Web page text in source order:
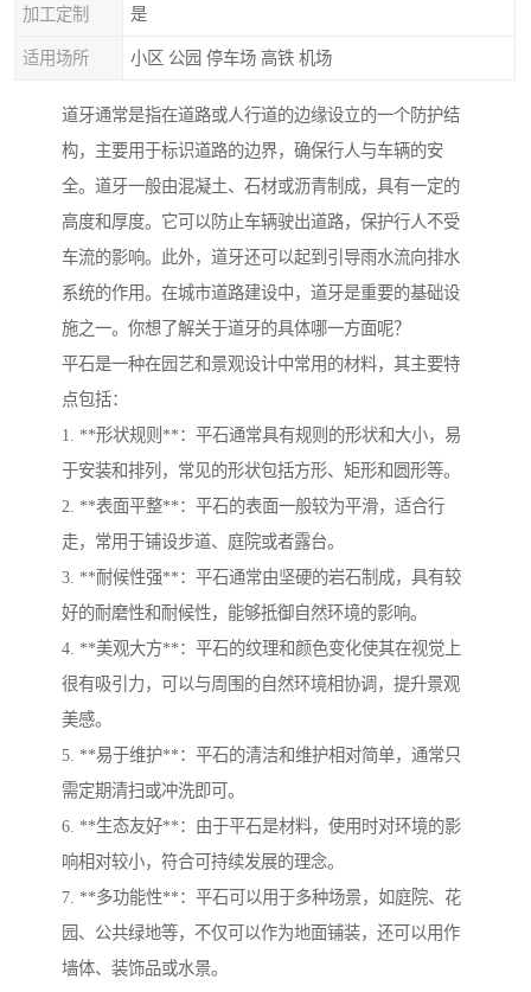
加工定制 是
适用场所 小区 公园 停车场 高铁 机场
道牙通常是指在道路或人行道的边缘设立的一个防护结
构，主要用于标识道路的边界，确保行人与车辆的安
全。道牙一般由混凝土、石材或沥青制成，具有一定的
高度和厚度。它可以防止车辆驶出道路，保护行人不受
车流的影响。此外，道牙还可以起到引导雨水流向排水
系统的作用。在城市道路建设中，道牙是重要的基础设
施之一。你想了解关于道牙的具体哪一方面呢？
平石是一种在园艺和景观设计中常用的材料，其主要特
点包括：
1. **形状规则**：平石通常具有规则的形状和大小，易
于安装和排列，常见的形状包括方形、矩形和圆形等。
2. **表面平整**：平石的表面一般较为平滑，适合行
走，常用于铺设步道、庭院或者露台。
3. **耐候性强**：平石通常由坚硬的岩石制成，具有较
好的耐磨性和耐候性，能够抵御自然环境的影响。
4. **美观大方**：平石的纹理和颜色变化使其在视觉上
很有吸引力，可以与周围的自然环境相协调，提升景观
美感。
5. **易于维护**：平石的清洁和维护相对简单，通常只
需定期清扫或冲洗即可。
6. **生态友好**：由于平石是材料，使用时对环境的影
响相对较小，符合可持续发展的理念。
7. **多功能性**：平石可以用于多种场景，如庭院、花
园、公共绿地等，不仅可以作为地面铺装，还可以用作
墙体、装饰品或水景。